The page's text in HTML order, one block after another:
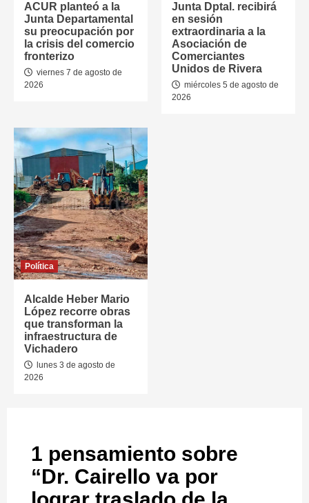
ACUR planteó a la
Junta Departamental
su preocupación por
la crisis del comercio
fronterizo
viernes 7 de agosto de
2026
Junta Dptal. recibirá
en sesión
extraordinaria a la
Asociación de
Comerciantes
Unidos de Rivera
miércoles 5 de agosto de
2026
Política
Alcalde Heber Mario
López recorre obras
que transforman la
infraestructura de
Vichadero
lunes 3 de agosto de
2026
1 pensamiento sobre
“Dr. Cairello va por